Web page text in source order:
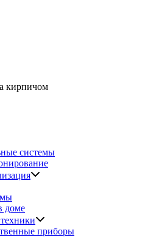
кирпичом
системы
доме
приборы